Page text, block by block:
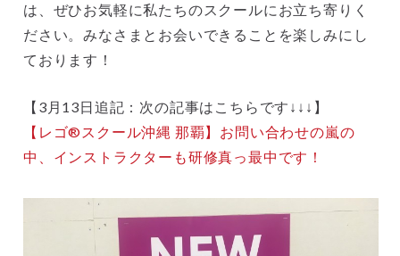
は、ぜひお気軽に私たちのスクールにお立ち寄りく
ださい。みなさまとお会いできることを楽しみにし
ております！
【3月13日追記：次の記事はこちらです↓↓↓】
【レゴ®スクール沖縄 那覇】お問い合わせの嵐の
中、インストラクターも研修真っ最中です！